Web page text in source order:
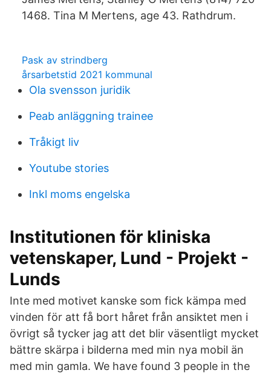
1468. Tina M Mertens, age 43. Rathdrum.
Pask av strindberg
årsarbetstid 2021 kommunal
Ola svensson juridik
Peab anläggning trainee
Tråkigt liv
Youtube stories
Inkl moms engelska
Institutionen för kliniska
vetenskaper, Lund - Projekt -
Lunds
Inte med motivet kanske som fick kämpa med
vinden för att få bort håret från ansiktet men i
övrigt så tycker jag att det blir väsentligt mycket
bättre skärpa i bilderna med min nya mobil än
med min gamla. We have found 3 people in the